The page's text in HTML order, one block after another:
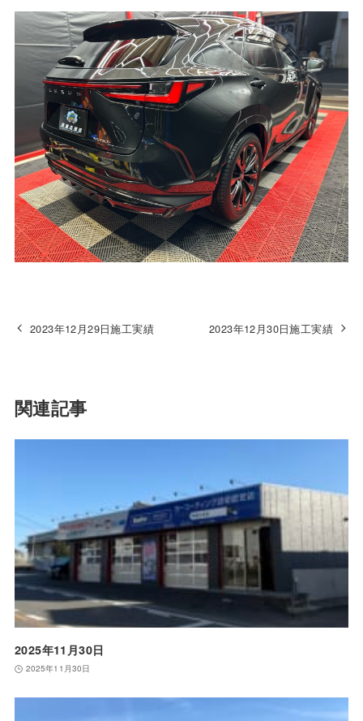
2023年12月29日施工実績 2023年12月30日施工実績
関連記事
2025年11月30日
2025年11月30日